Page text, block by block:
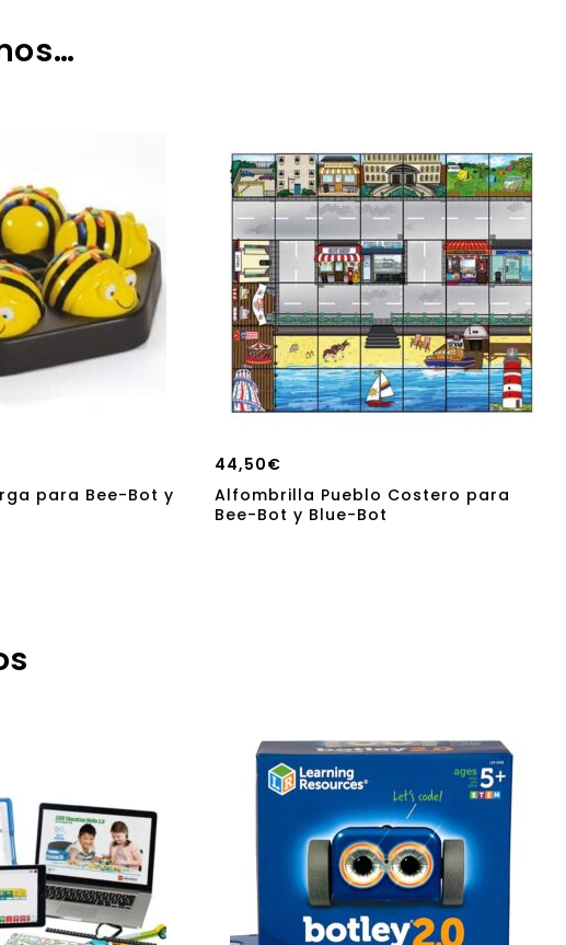
para Bee-Bot y
44,50€
Alfombrilla Pueblo Costero para
Bee-Bot y Blue-Bot